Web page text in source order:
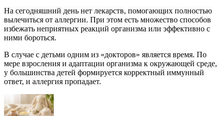
На сегодняшний день нет лекарств, помогающих полностью
вылечиться от аллергии. При этом есть множество способов
избежать неприятных реакций организма или эффективно с
ними бороться.
В случае с детьми одним из «докторов» является время. По
мере взросления и адаптации организма к окружающей среде,
у большинства детей формируется корректный иммунный
ответ, и аллергия пропадает.